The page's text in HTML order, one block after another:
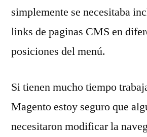
simplemente se necesitaba
links de paginas CMS en
posiciones del menú.
Si tienen mucho tiempo
Magento estoy seguro que
necesitaron modificar la